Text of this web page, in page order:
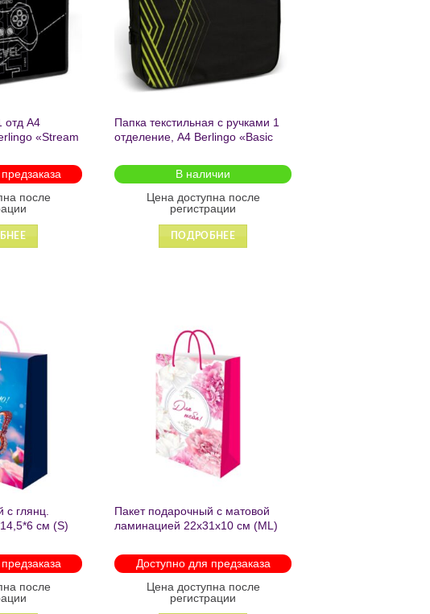
отд А4
«Stream
после
Папка текстильная с ручками 1
отделение, А4 Berlingo «Basic
на молнии2601
В наличии
Цена доступна после
регистрации
ПОДРОБНЕЕ
Добавить
глянц.
см (S)
после
Добавить
Пакет подарочный с матовой
ламинацией 22х31х10 см (ML)
Доступно для предзаказа
Цена доступна после
регистрации